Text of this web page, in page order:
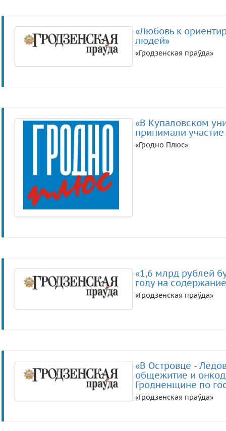
«Любовь к
людей»
«Гродзенская праўда»
«В Купаловском
принимали
«Гродно Плюс»
«1,6 млрд рублей
году на
«Гродзенская праўда»
«В Островце -
общежитие и
Гродненщине по
«Гродзенская праўда»